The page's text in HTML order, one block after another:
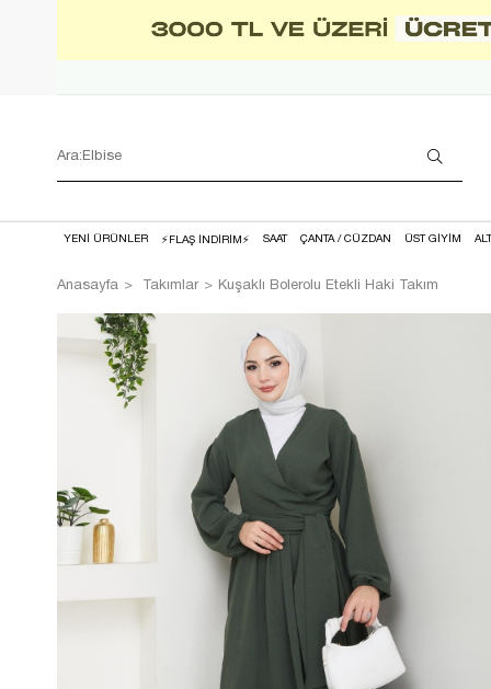
YENİ ÜRÜNLER ⚡FLAŞ İNDİRİM⚡ SAAT ÇANTA / CÜZDAN ÜST GİYİM
Anasayfa Takımlar Kuşaklı Bolerolu Etekli Haki Takım